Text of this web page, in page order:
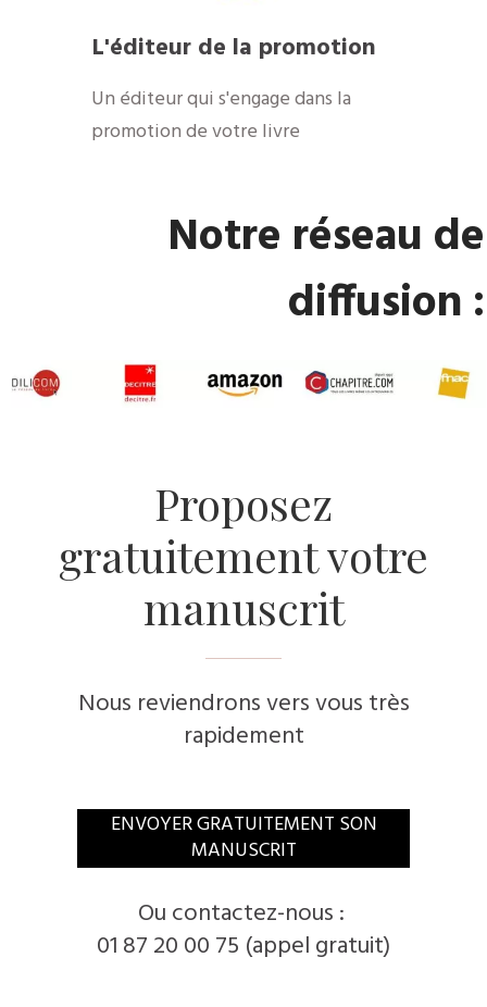
L'éditeur de la promotion
Un éditeur qui s'engage dans la
promotion de votre livre
Notre réseau de
diffusion :
Proposez
gratuitement votre
manuscrit
Nous reviendrons vers vous très
rapidement
ENVOYER GRATUITEMENT SON
MANUSCRIT
Ou contactez-nous :
01 87 20 00 75 (appel gratuit)